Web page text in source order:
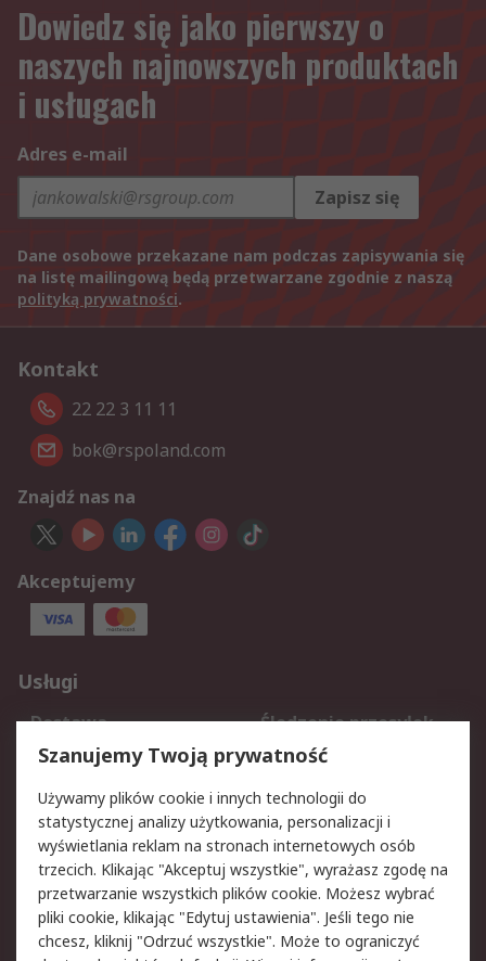
Dowiedz się jako pierwszy o
naszych najnowszych produktach
i usługach
Adres e-mail
Zapisz się
Dane osobowe przekazane nam podczas zapisywania się
na listę mailingową będą przetwarzane zgodnie z naszą
polityką prywatności.
Kontakt
22 22 3 11 11
bok@rspoland.com
Znajdź nas na
Akceptujemy
Usługi
Dostawa
Śledzenie przesyłek
Reklamacje i zwroty
Rejestracja
Aspekty prawne
Bezpieczeństwo e-
maila
Polityka dotycząca
plików cookie
Polityka prywatności
Użytkowanie witryny
Szanujemy Twoją prywatność
Używamy plików cookie i innych technologii do
statystycznej analizy użytkowania, personalizacji i
wyświetlania reklam na stronach internetowych osób
trzecich. Klikając "Akceptuj wszystkie", wyrażasz zgodę na
przetwarzanie wszystkich plików cookie. Możesz wybrać
pliki cookie, klikając "Edytuj ustawienia". Jeśli tego nie
chcesz, kliknij "Odrzuć wszystkie". Może to ograniczyć